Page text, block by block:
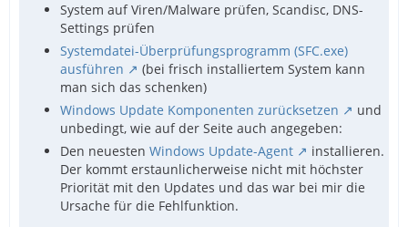
System auf Viren/Malware prüfen, Scandisc, DNS-
Settings prüfen
Systemdatei-Überprüfungsprogramm (SFC.exe)
ausführen
(bei frisch installiertem System kann
man sich das schenken)
Windows Update Komponenten zurücksetzen
und
unbedingt, wie auf der Seite auch angegeben:
Den neuesten Windows Update-Agent
installieren.
Der kommt erstaunlicherweise nicht mit höchster
Priorität mit den Updates und das war bei mir die
Ursache für die Fehlfunktion.